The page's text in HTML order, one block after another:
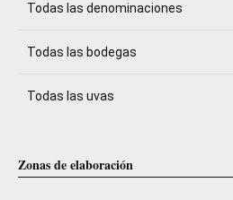
Todas las denominaciones
Todas las bodegas
Todas las uvas
Zonas de elaboración